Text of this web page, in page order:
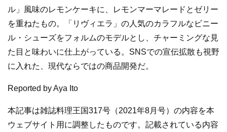
ル」風味のレモンケーキに、レモンマーマレードとゼリー
を重ねたもの。「リヴィエラ」の人気のカラフルなビニー
ル・シューズをフォルムのモデルとし、チャーミングな見
た目と味わいに仕上がっている。SNSでの宣伝拡散も視野
に入れた、現代ならではの商品開発だ。
Reported by Aya Ito
本記事は雑誌料理王国317号（2021年8月号）の内容を本
ウェブサイト用に調整したものです。記載されている内容